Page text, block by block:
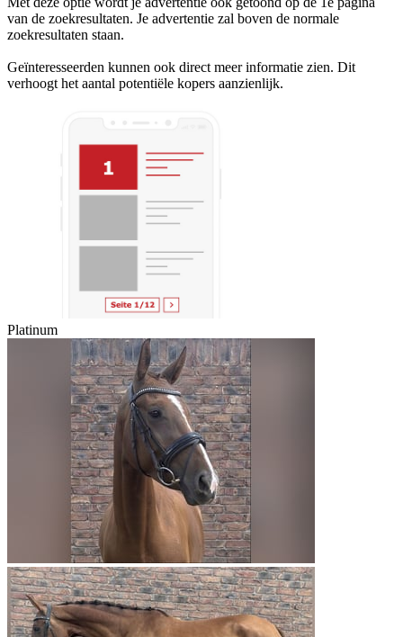
van de zoekresultaten. Je advertentie zal boven de normale
zoekresultaten staan.
Geïnteresseerden kunnen ook direct meer informatie zien. Dit
verhoogt het aantal potentiële kopers aanzienlijk.
Platinum